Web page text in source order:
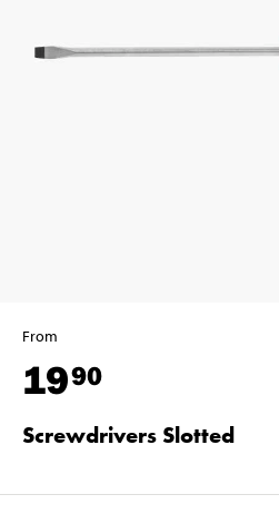
From
1990
Screwdrivers Slotted